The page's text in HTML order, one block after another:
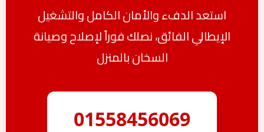
استعد الدفء والأمان الكامل والتشغيل
الإيطالي الفائق، نصلك فوراً لإصلاح وصيانة
السخان بالمنزل
01558456069